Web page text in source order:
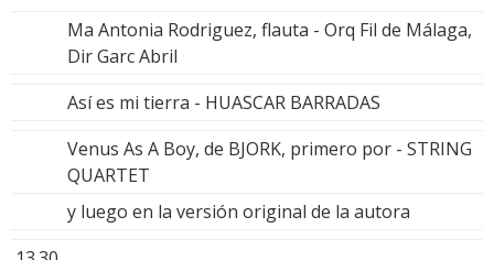
Ma Antonia Rodriguez, flauta - Orq Fil de Málaga,
Dir Garc Abril
Así es mi tierra - HUASCAR BARRADAS
Venus As A Boy, de BJORK, primero por - STRING
QUARTET
y luego en la versión original de la autora